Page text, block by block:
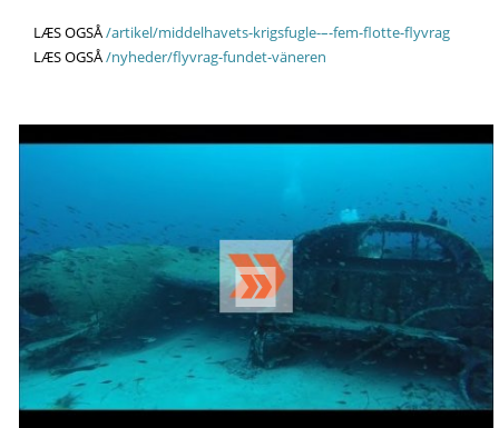
LÆS OGSÅ/artikel/middelhavets-krigsfugle-–-fem-flotte-flyvrag
LÆS OGSÅ/nyheder/flyvrag-fundet-väneren